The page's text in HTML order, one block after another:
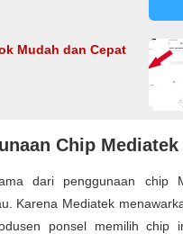
Mudah dan Cepat
Chip Mediatek
dari penggunaan chip
Karena Mediatek
ponsel memilih chip